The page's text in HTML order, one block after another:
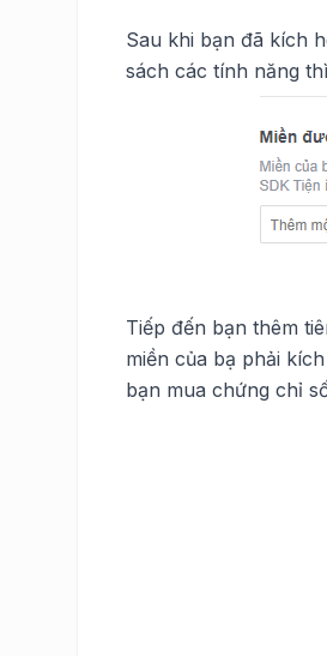
Sau khi bạn đã kích
sách các tính năng
Tiếp đến bạn thêm
miền của bạ phải
bạn mua chứng chỉ